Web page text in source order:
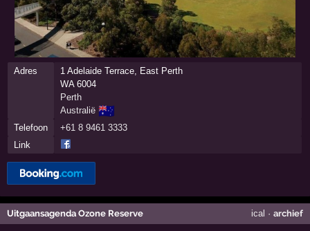
Adres
1 Adelaide Terrace, East Perth
WA 6004
Perth
Australië 🇦🇺
Telefoon
+61 8 9461 3333
Link
Uitgaansagenda Ozone Reserve ical · archief